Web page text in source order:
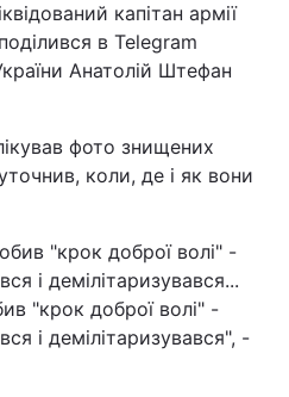
капітан армії
в Telegram
Анатолій Штефан
фото знищених
коли, де і як вони
"крок доброї волі" -
і демілітаризувався...
"крок доброї волі" -
і демілітаризувався", -